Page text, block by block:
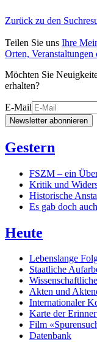
Zurück zu den
Teilen Sie uns Ihre
Orten,
Möchten Sie
erhalten?
E-Mail
Newsletter abonnieren
Gestern
FSZM – ein
Kritik und
Historische
Es gab doch
Heute
Lebenslange
Staatliche
Akten und
Internationaler
Karte der
Film
Datenbank